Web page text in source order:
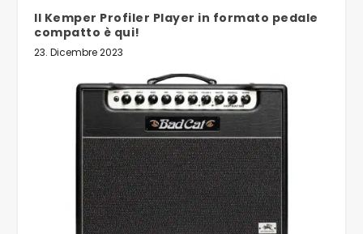
Il Kemper Profiler Player in formato pedale
compatto è qui!
23. Dicembre 2023